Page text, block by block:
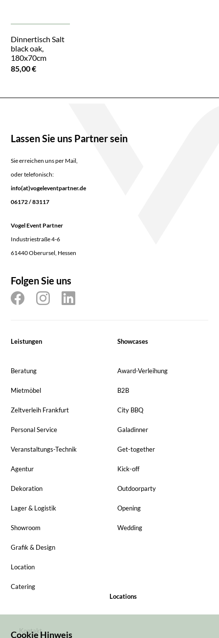
Dinnertisch Salt
black oak,
180x70cm
85,00 €
Lassen Sie uns Partner sein
Sie erreichen uns per Mail,
oder telefonisch:
info(at)vogeleventpartner.de
06172 / 83117
Vogel Event Partner
Industriestraße 4-6
61440 Oberursel, Hessen
Folgen Sie uns
Leistungen
Beratung
Mietmöbel
Zeltverleih Frankfurt
Personal Service
Veranstaltungs-Technik
Agentur
Dekoration
Lager & Logistik
Showroom
Grafik & Design
Location
Catering
Showcases
Award-Verleihung
B2B
City BBQ
Galadinner
Get-together
Kick-off
Outdoorparty
Opening
Wedding
Locations
Kontakt
Cookie Hinweis